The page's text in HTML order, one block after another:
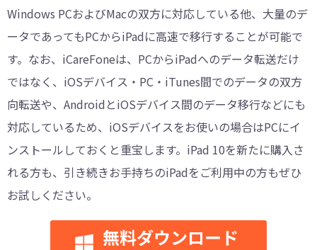
Windows PCおよびMacの双方に対応している他、大量のデ
ータであってもPCからiPadに高速で移行することが可能で
す。なお、iCareFoneは、PCからiPadへのデータ転送だけ
ではなく、iOSデバイス・PC・iTunes間でのデータの双方
向転送や、AndroidとiOSデバイス間のデータ移行などにも
対応しているため、iOSデバイスをお使いの場合はPCにイ
ンストールしておくと重宝します。iPad 10を新たに購入さ
れる方も、引き続きお手持ちのiPadをご利用中の方もぜひ
お試しください。